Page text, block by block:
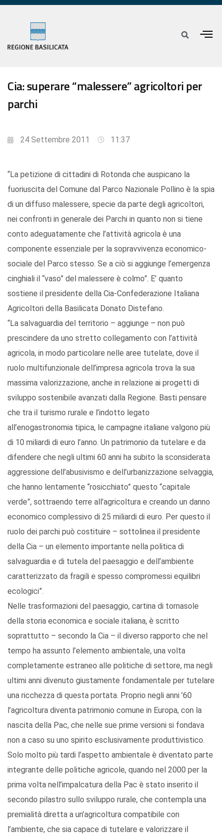
Cia: superare “malessere” agricoltori per
parchi
24 Settembre 2011 11:37
“La petizione di cittadini di Rotonda che auspicano la
fuoriuscita del Comune dal Parco Nazionale Pollino è la spia
di un diffuso malessere, specie da parte degli agricoltori,
nei confronti in generale dei Parchi in quanto non si tiene
conto adeguatamente che l’attività agricola è una
componente essenziale per la sopravvivenza economico-
sociale del Parco stesso. Se a ciò si aggiunge l’emergenza
cinghiali il “vaso” del malessere è colmo”. E’ quanto
sostiene il presidente della Cia-Confederazione Italiana
Agricoltori della Basilicata Donato Distefano.
“La salvaguardia del territorio – aggiunge – non può
prescindere da uno stretto collegamento con l’attività
agricola, in modo particolare nelle aree tutelate, dove il
ruolo multifunzionale dell’impresa agricola trova la sua
massima valorizzazione, anche in relazione ai progetti di
sviluppo sostenibile avanzati dalla Regione. Basti pensare
che tra il turismo rurale e l’indotto legato
all’enogastronomia tipica, le campagne italiane valgono più
di 10 miliardi di euro l’anno. Un patrimonio da tutelare e da
difendere che negli ultimi 60 anni ha subito la sconsiderata
aggressione dell’abusivismo e dell’urbanizzazione selvaggia,
che hanno lentamente “rosicchiato” questo “capitale
verde”, sottraendo terre all’agricoltura e creando un danno
economico complessivo di 25 miliardi di euro. Per questo il
ruolo dei parchi può costituire – sottolinea il presidente
della Cia – un elemento importante nella politica di
salvaguardia e di tutela del paesaggio e dell’ambiente
caratterizzato da fragili e spesso compromessi equilibri
ecologici”.
Nelle trasformazioni del paesaggio, cartina di tornasole
della storia economica e sociale italiana, è scritto
soprattutto – secondo la Cia – il diverso rapporto che nel
tempo ha assunto l’elemento ambientale, una volta
completamente estraneo alle politiche di settore, ma negli
ultimi anni divenuto giustamente fondamentale per tutelare
una ricchezza di questa portata. Proprio negli anni ’60
l’agricoltura diventa patrimonio comune in Europa, con la
nascita della Pac, che nelle sue prime versioni si fondava
non a caso su uno spirito esclusivamente produttivistico.
Solo molto più tardi l’aspetto ambientale è diventato parte
integrante delle politiche agricole, quando nel 2000 per la
prima volta nell’impalcatura della Pac è stato inserito il
secondo pilastro sullo sviluppo rurale, che contempla una
premialità diretta a un’agricoltura compatibile con
l’ambiente, che sia capace di tutelare e valorizzare il